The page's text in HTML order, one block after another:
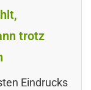
trotz
Eindrucks